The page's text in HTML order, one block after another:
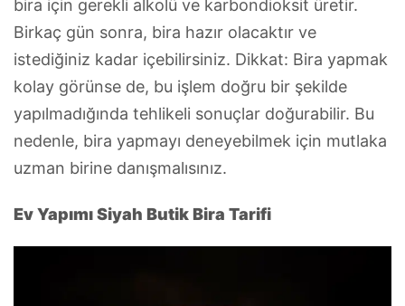
bira için gerekli alkolü ve karbondioksit üretir.
Birkaç gün sonra, bira hazır olacaktır ve
istediğiniz kadar içebilirsiniz. Dikkat: Bira yapmak
kolay görünse de, bu işlem doğru bir şekilde
yapılmadığında tehlikeli sonuçlar doğurabilir. Bu
nedenle, bira yapmayı deneyebilmek için mutlaka
uzman birine danışmalısınız.
Ev Yapımı Siyah Butik Bira Tarifi